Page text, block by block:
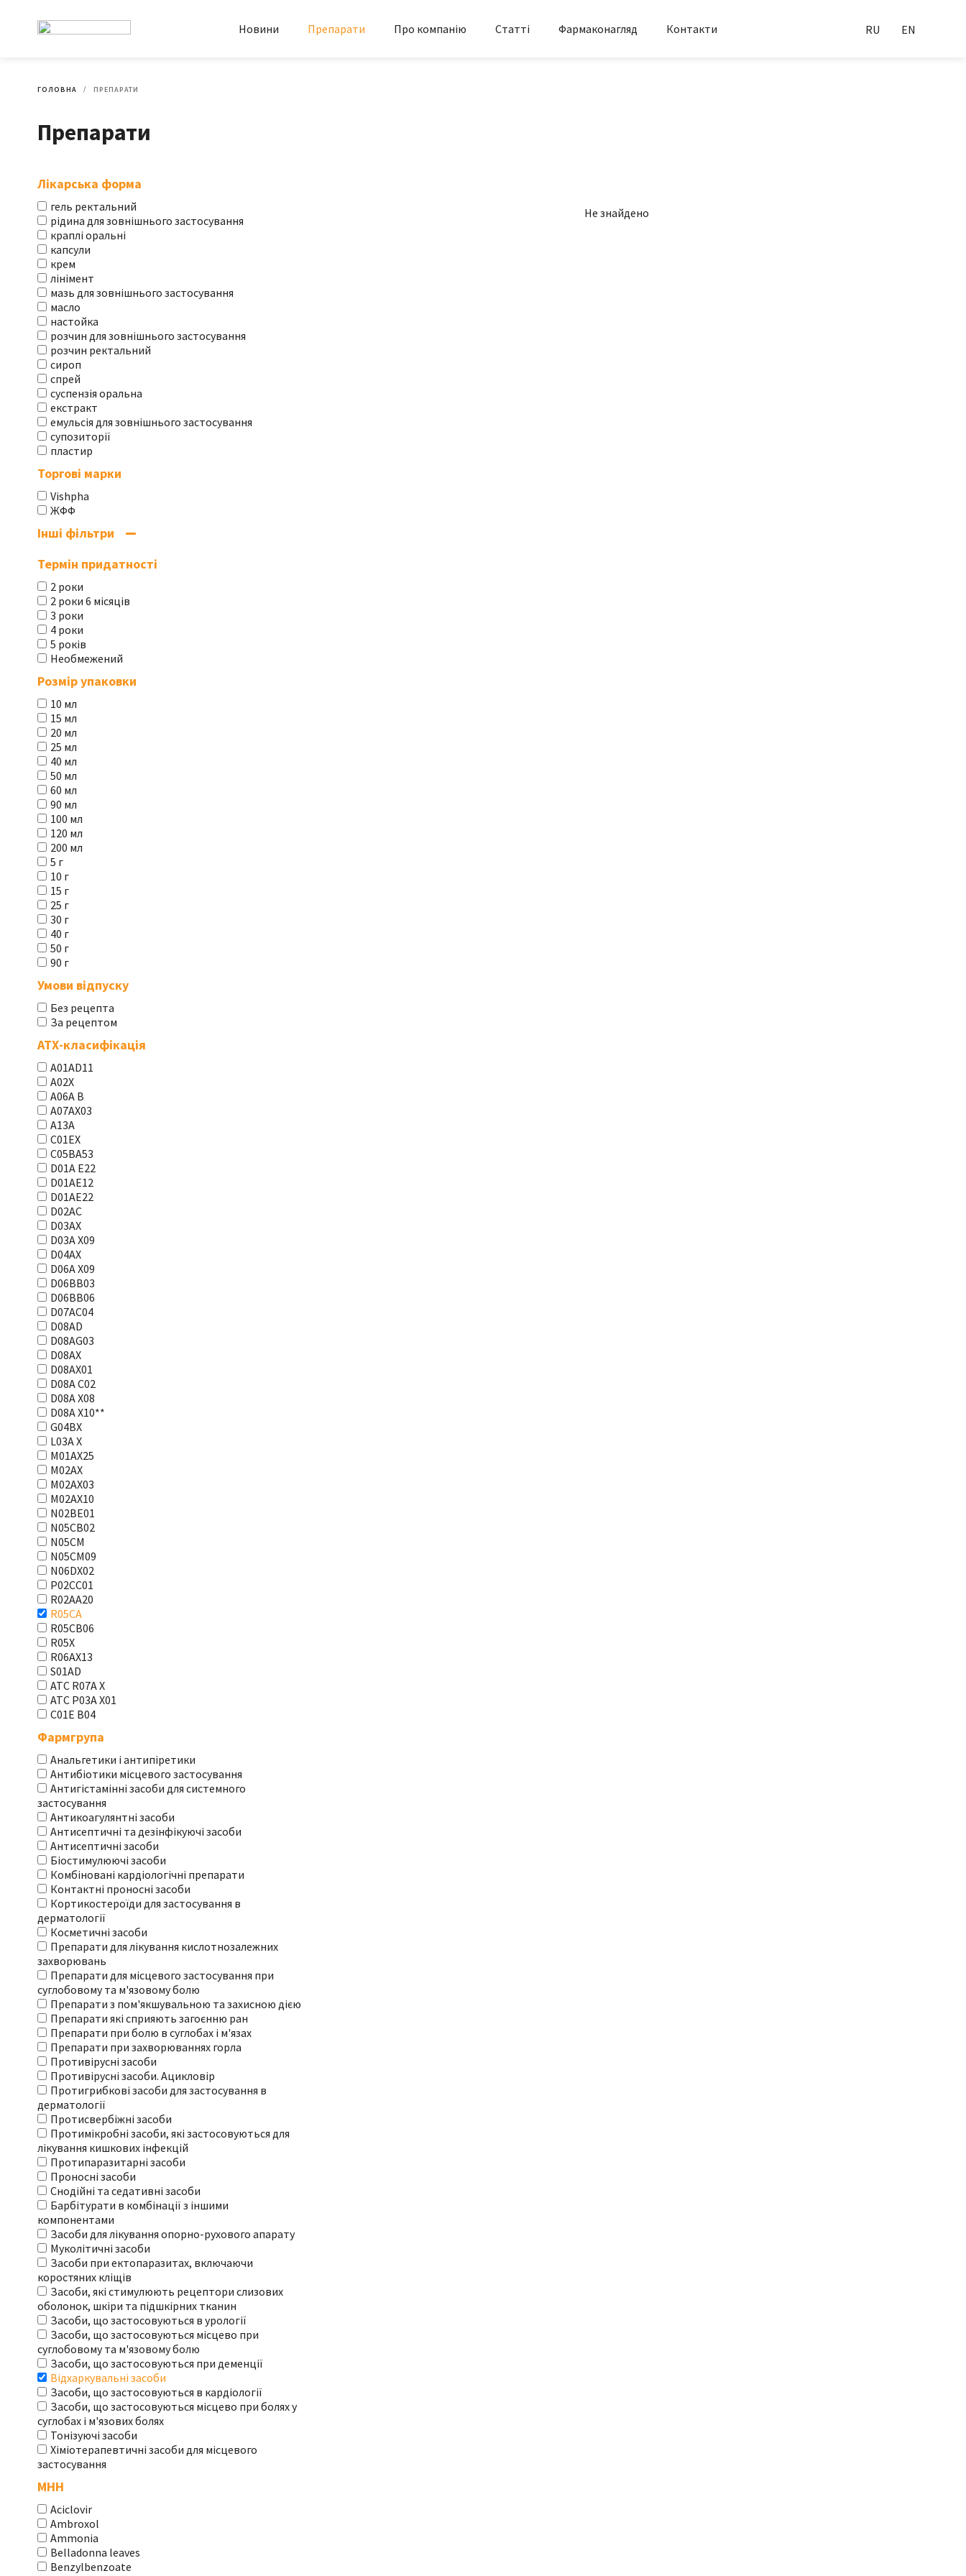
Новини Препарати Про компанію Статті Фармаконагляд Контакти RU EN
ГОЛОВНА ПРЕПАРАТИ
Препарати
Лікарська форма
гель ректальний
рідина для зовнішнього застосування
краплі оральні
капсули
крем
лінімент
мазь для зовнішнього застосування
масло
настойка
розчин для зовнішнього застосування
розчин ректальний
сироп
спрей
суспензія оральна
екстракт
емульсія для зовнішнього застосування
супозиторії
пластир
Торгові марки
Vishpha
ЖФФ
Інші фільтри
Термін придатності
2 роки
2 роки 6 місяців
3 роки
4 роки
5 років
Необмежений
Розмір упаковки
10 мл
15 мл
20 мл
25 мл
40 мл
50 мл
60 мл
90 мл
100 мл
120 мл
200 мл
5 г
10 г
15 г
25 г
30 г
40 г
50 г
90 г
Умови відпуску
Без рецепта
За рецептом
АТХ-класифікація
A01AD11
A02X
A06A В
A07AX03
A13A
C01EX
C05BA53
D01A E22
D01AE12
D01AE22
D02AC
D03AX
D03A X09
D04AX
D06A X09
D06BB03
D06BB06
D07AC04
D08AD
D08AG03
D08AX
D08AX01
D08А С02
D08А Х08
D08А Х10**
G04BX
L03А Х
M01AX25
M02AX
M02AX03
M02AX10
N02BE01
N05CB02
N05CM
N05CM09
N06DX02
P02CC01
R02AA20
R05CA
R05CB06
R05X
R06AX13
S01AD
АТС R07A X
АТС Р03А Х01
С01Е В04
Фармгрупа
Анальгетики і антипіретики
Антибіотики місцевого застосування
Антигістамінні засоби для системного
застосування
Антикоагулянтні засоби
Антисептичні та дезінфікуючі засоби
Антисептичні засоби
Біостимулюючі засоби
Комбіновані кардіологічні препарати
Контактні проносні засоби
Кортикостероїди для застосування в
дерматології
Косметичні засоби
Препарати для лікування кислотнозалежних
захворювань
Препарати для місцевого застосування при
суглобовому та м'язовому болю
Препарати з пом'якшувальною та захисною дією
Препарати які сприяють загоєнню ран
Препарати при болю в суглобах і м'язах
Препарати при захворюваннях горла
Противірусні засоби
Противірусні засоби. Ацикловір
Протигрибкові засоби для застосування в
дерматології
Протисвербіжні засоби
Протимікробні засоби, які застосовуються для
лікування кишкових інфекцій
Протипаразитарні засоби
Проносні засоби
Снодійні та седативні засоби
Барбітурати в комбінації з іншими
компонентами
Засоби для лікування опорно-рухового апарату
Муколітичні засоби
Засоби при ектопаразитах, включаючи
коростяних кліщів
Засоби, які стимулюють рецептори слизових
оболонок, шкіри та підшкірних тканин
Засоби, що застосовуються в урології
Засоби, що застосовуються місцево при
суглобовому та м'язовому болю
Засоби, що застосовуються при деменції
Відхаркувальні засоби
Засоби, що застосовуються в кардіології
Засоби, що застосовуються місцево при болях у
суглобах і м'язових болях
Тонізуючі засоби
Хіміотерапевтичні засоби для місцевого
застосування
МНН
Aciclovir
Ambroxol
Ammonia
Belladonna leaves
Benzylbenzoate
Не знайдено